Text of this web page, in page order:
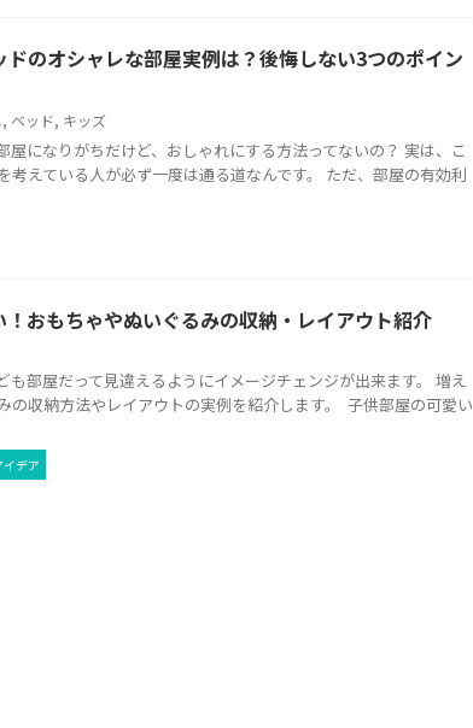
ドのオシャレな部屋実例は？後悔しない3つのポイン
, ベッド, キッズ
屋になりがちだけど、おしゃれにする方法ってないの？ 実は、こ
考えている人が必ず一度は通る道なんです。 ただ、部屋の有効利
おもちゃやぬいぐるみの収納・レイアウト紹介
も部屋だって見違えるようにイメージチェンジが出来ます。 増え
の収納方法やレイアウトの実例を紹介します。 子供部屋の可愛い
デア